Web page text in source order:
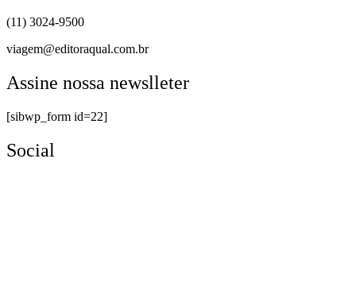
(11) 3024-9500
viagem@editoraqual.com.br
Assine nossa newslleter
[sibwp_form id=22]
Social